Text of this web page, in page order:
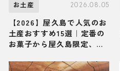
お土産 2026.08.05
【2026】屋久島で人気のお
土産おすすめ15選｜定番の
お菓子から屋久島限定、ば